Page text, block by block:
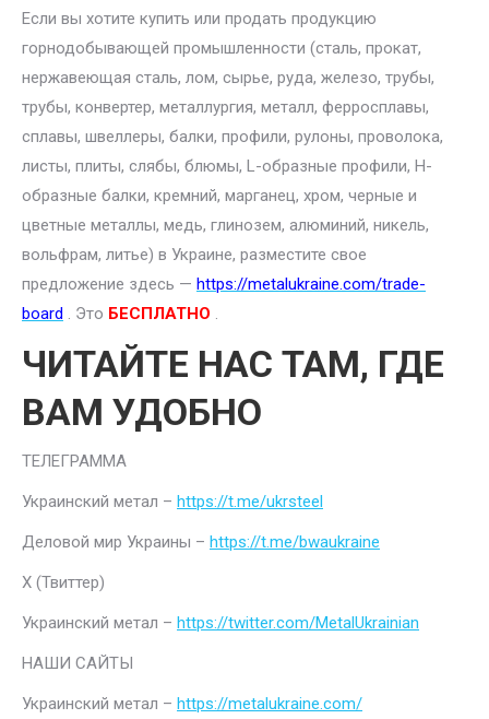
Если вы хотите купить или продать продукцию
горнодобывающей промышленности (сталь, прокат,
нержавеющая сталь, лом, сырье, руда, железо, трубы,
трубы, конвертер, металлургия, металл, ферросплавы,
сплавы, швеллеры, балки, профили, рулоны, проволока,
листы, плиты, слябы, блюмы, L-образные профили, H-
образные балки, кремний, марганец, хром, черные и
цветные металлы, медь, глинозем, алюминий, никель,
вольфрам, литье) в Украине, разместите свое
предложение здесь — https://metalukraine.com/trade-
board . Это БЕСПЛАТНО .
ЧИТАЙТЕ НАС ТАМ, ГДЕ
ВАМ УДОБНО
ТЕЛЕГРАММА
Украинский метал – https://t.me/ukrsteel
Деловой мир Украины – https://t.me/bwaukraine
Х (Твиттер)
Украинский метал – https://twitter.com/MetalUkrainian
НАШИ САЙТЫ
Украинский метал – https://metalukraine.com/